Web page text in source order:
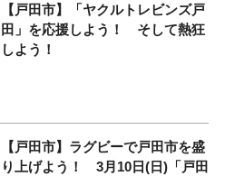
【戸田市】「ヤクルトレビンズ戸
田」を応援しよう！ そして熱狂
しよう！
【戸田市】ラグビーで戸田市を盛
り上げよう！ 3月10日(日)「戸田